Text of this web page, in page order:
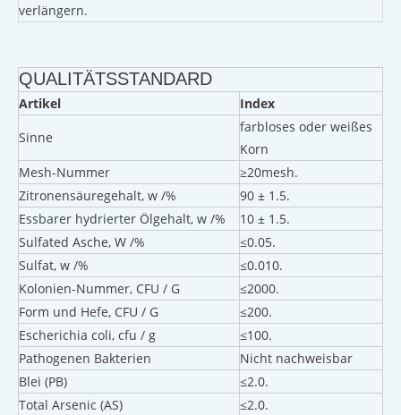
verlängern.
QUALITÄTSSTANDARD
Artikel
Index
Sinne
farbloses oder weißes
Korn
Mesh-Nummer
≥20mesh.
Zitronensäuregehalt, w /%
90 ± 1.5.
Essbarer hydrierter Ölgehalt, w /%
10 ± 1.5.
Sulfated Asche, W /%
≤0.05.
Sulfat, w /%
≤0.010.
Kolonien-Nummer, CFU / G
≤2000.
Form und Hefe, CFU / G
≤200.
Escherichia coli, cfu / g
≤100.
Pathogenen Bakterien
Nicht nachweisbar
Blei (PB)
≤2.0.
Total Arsenic (AS)
≤2.0.